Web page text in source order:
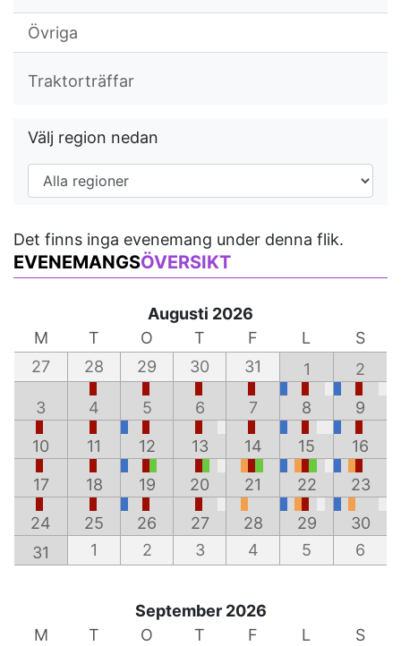
Övriga
Traktorträffar
Välj region nedan
Det finns inga evenemang under denna flik.
EVENEMANGSÖVERSIKT
Augusti 2026
M
T O T F L
S
27
28 29 30 31 1 2
3 4 5 6 7 8 9
10 11 12 13 14 15 16
17 18 19 20 21 22 23
24 25 26 27 28 29
30
31
1 2 3 4 5 6
September 2026
M
T O T F L
S